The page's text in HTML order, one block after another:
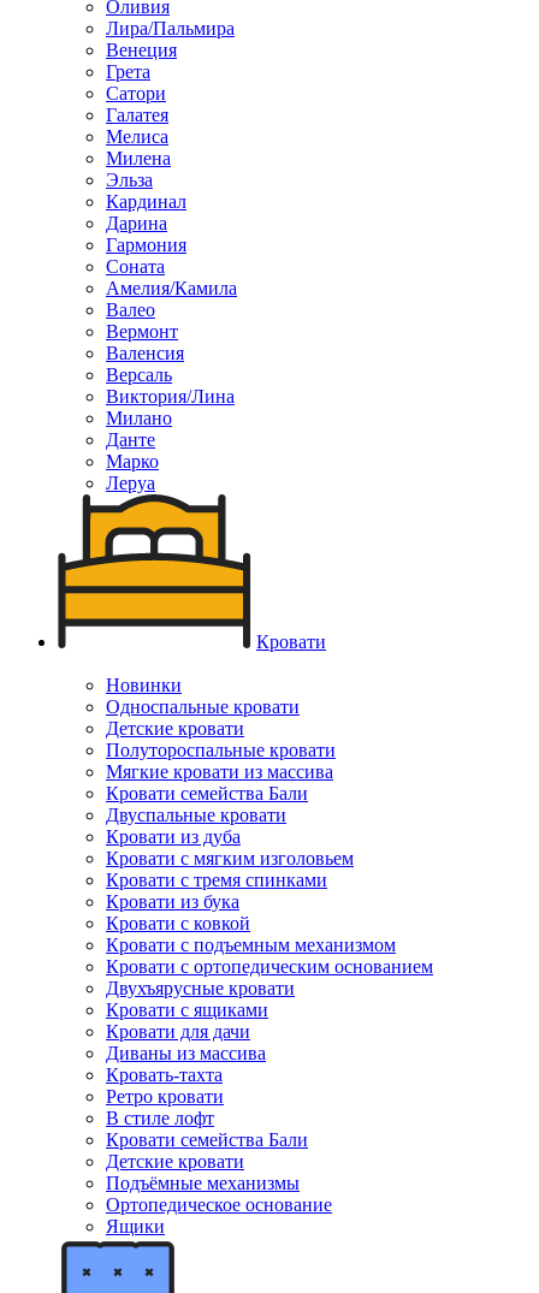
Оливия
Лира/Пальмира
Венеция
Грета
Сатори
Галатея
Мелиса
Милена
Эльза
Кардинал
Дарина
Гармония
Соната
Амелия/Камила
Валео
Вермонт
Валенсия
Версаль
Виктория/Лина
Милано
Данте
Марко
Леруа
Кровати
Новинки
Односпальные кровати
Детские кровати
Полутороспальные кровати
Мягкие кровати из массива
Кровати семейства Бали
Двуспальные кровати
Кровати из дуба
Кровати с мягким изголовьем
Кровати с тремя спинками
Кровати из бука
Кровати с ковкой
Кровати с подъемным механизмом
Кровати с ортопедическим основанием
Двухъярусные кровати
Кровати с ящиками
Кровати для дачи
Диваны из массива
Кровать-тахта
Ретро кровати
В стиле лофт
Кровати семейства Бали
Детские кровати
Подъёмные механизмы
Ортопедическое основание
Ящики